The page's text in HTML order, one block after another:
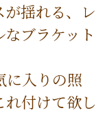
揺れる、レ
ブラケット
に入りの照
付けて欲し